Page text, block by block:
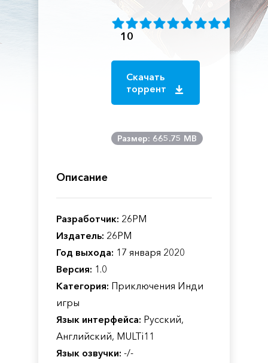
10
Скачать
торрент
Размер: 665.75 MB
Описание
Разработчик: 26PM
Издатель: 26PM
Год выхода: 17 января 2020
Версия: 1.0
Категория: Приключения Инди
игры
Язык интерфейса: Русский,
Английский, MULTi11
Язык озвучки: -/-